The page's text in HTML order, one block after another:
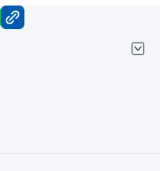
facebook